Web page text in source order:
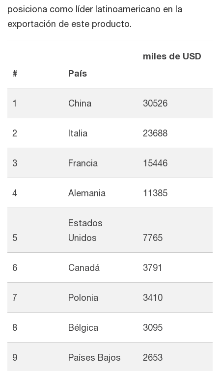
posiciona como líder latinoamericano en la
exportación de este producto.
# País
miles de USD
1 China 30526
2 Italia 23688
3 Francia 15446
4 Alemania 11385
5
Estados
Unidos
7765
6 Canadá 3791
7 Polonia 3410
8 Bélgica 3095
9 Países Bajos 2653